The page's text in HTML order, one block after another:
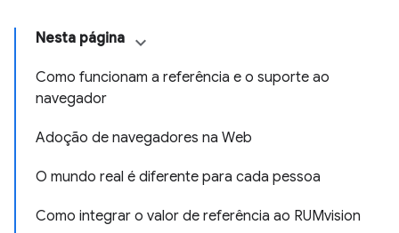
Nesta página
Como funcionam a referência e o suporte ao
navegador
Adoção de navegadores na Web
O mundo real é diferente para cada pessoa
Como integrar o valor de referência ao RUMvision